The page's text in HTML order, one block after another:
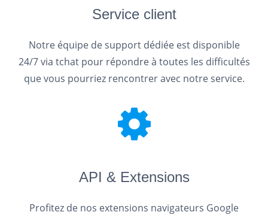
Service client
Notre équipe de support dédiée est disponible
24/7 via tchat pour répondre à toutes les difficultés
que vous pourriez rencontrer avec notre service.
API & Extensions
Profitez de nos extensions navigateurs Google